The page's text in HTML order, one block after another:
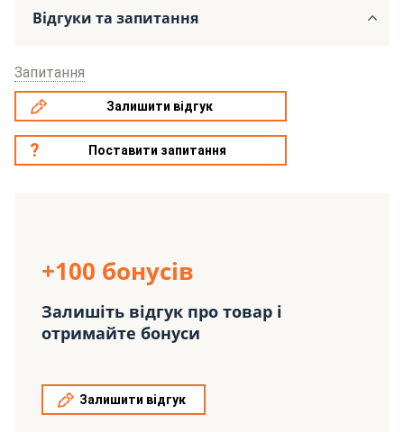
Відгуки та запитання
Запитання
Залишити відгук
Поставити запитання
+100 бонусів
Залишіть відгук про товар і
отримайте бонуси
Залишити відгук